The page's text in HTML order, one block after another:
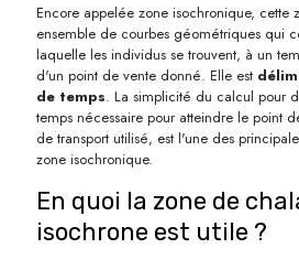
Encore appelée zone isochronique, cette
ensemble de courbes géométriques qui
laquelle les individus se trouvent, à un
d'un point de vente donné. Elle est
de temps. La simplicité du calcul pour
temps nécessaire pour atteindre le point
de transport utilisé, est l'une des
zone isochronique.
En quoi la zone de
isochrone est utile ?